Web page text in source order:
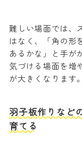
難しい場面では、
はなく、「角の形
あるかな」と手が
気づける場面を増
が大きくなります。
羽子板作りなど
育てる